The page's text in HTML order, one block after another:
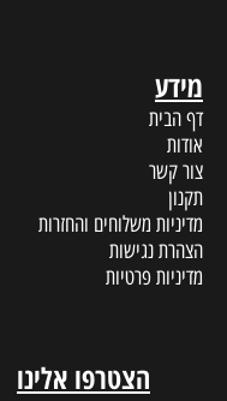
מידע
דף הבית
אודות
צור קשר
תקנון
מדיניות משלוחים והחזרות
הצהרת נגישות
מדיניות פרטיות
הצטרפו אלינו